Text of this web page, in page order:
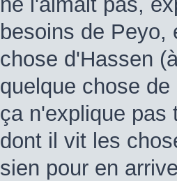
besoins de Peyo,
chose d'Hassen
quelque chose
ça n'explique pas
dont il vit les
sien pour en